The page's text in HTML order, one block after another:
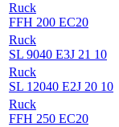
Ruck
FFH 200 EC20
Ruck
SL 9040 E3J 21 10
Ruck
SL 12040 E2J 20 10
Ruck
FFH 250 EC20